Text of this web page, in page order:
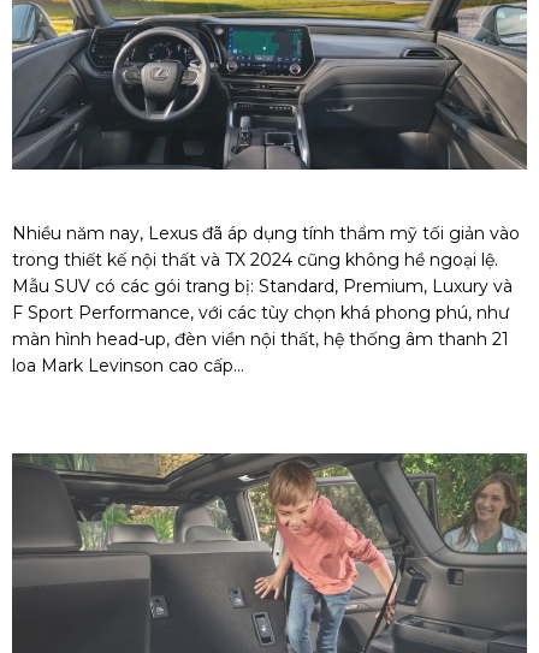
Nhiều năm nay, Lexus đã áp dụng tính thẩm mỹ tối giản vào
trong thiết kế nội thất và TX 2024 cũng không hề ngoại lệ.
Mẫu SUV có các gói trang bị: Standard, Premium, Luxury và
F Sport Performance, với các tùy chọn khá phong phú, như
màn hình head-up, đèn viền nội thất, hệ thống âm thanh 21
loa Mark Levinson cao cấp...